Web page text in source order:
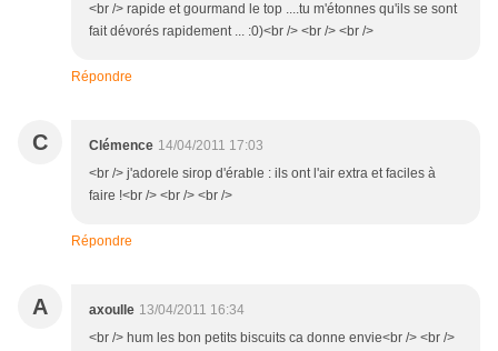
<br /> rapide et gourmand le top ....tu m'étonnes qu'ils se sont
fait dévorés rapidement ... :0)<br /> <br /> <br />
Répondre
C Clémence 14/04/2011 17:03
<br /> j'adorele sirop d'érable : ils ont l'air extra et faciles à
faire !<br /> <br /> <br />
Répondre
A axoulle 13/04/2011 16:34
<br /> hum les bon petits biscuits ca donne envie<br /> <br />